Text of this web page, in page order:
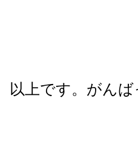
以上です。がんば